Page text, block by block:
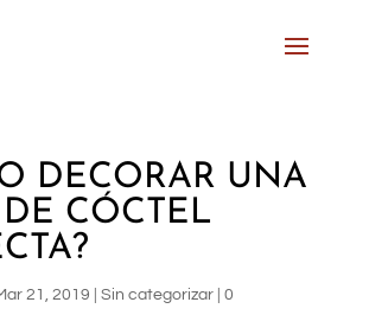
DECORAR UNA
CÓCTEL
21, 2019 Sin categorizar| 0